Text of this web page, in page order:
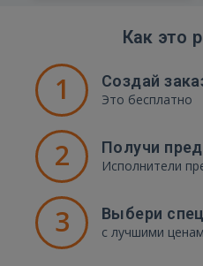
Как это
1 Создай
Это бесплатно
2 Получи
Исполнители
3 Выбери
с лучшими